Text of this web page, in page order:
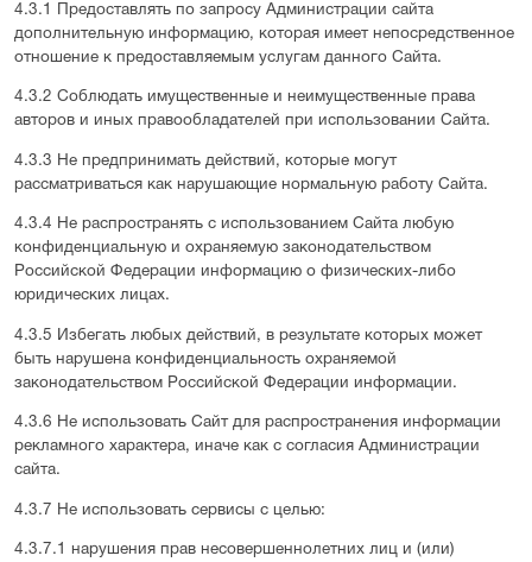
4.3.1 Предоставлять по запросу Администрации сайта
дополнительную информацию, которая имеет непосредственное
отношение к предоставляемым услугам данного Сайта.
4.3.2 Соблюдать имущественные и неимущественные права
авторов и иных правообладателей при использовании Сайта.
4.3.3 Не предпринимать действий, которые могут
рассматриваться как нарушающие нормальную работу Сайта.
4.3.4 Не распространять с использованием Сайта любую
конфиденциальную и охраняемую законодательством
Российской Федерации информацию о физических-либо
юридических лицах.
4.3.5 Избегать любых действий, в результате которых может
быть нарушена конфиденциальность охраняемой
законодательством Российской Федерации информации.
4.3.6 Не использовать Сайт для распространения информации
рекламного характера, иначе как с согласия Администрации
сайта.
4.3.7 Не использовать сервисы с целью:
4.3.7.1 нарушения прав несовершеннолетних лиц и (или)